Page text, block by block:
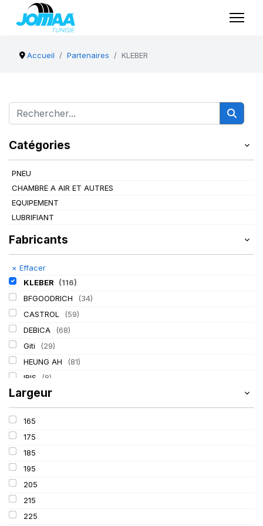
Accueil Partenaires KLEBER
Catégories
PNEU
CHAMBRE A AIR ET AUTRES
EQUIPEMENT
LUBRIFIANT
Fabricants
× Effacer
KLEBER
(116)
BFGOODRICH
(34)
CASTROL
(59)
DEBICA
(68)
Giti
(29)
HEUNG AH
(81)
IRIS
(8)
ITALMATIC
LASSA (174)
LING LONG
MICHELIN
MITAS
Mondolfo ferro
PIRELLI
PROMETEON
SCHRADER
Largeur
165
175
185
195
205
215
225